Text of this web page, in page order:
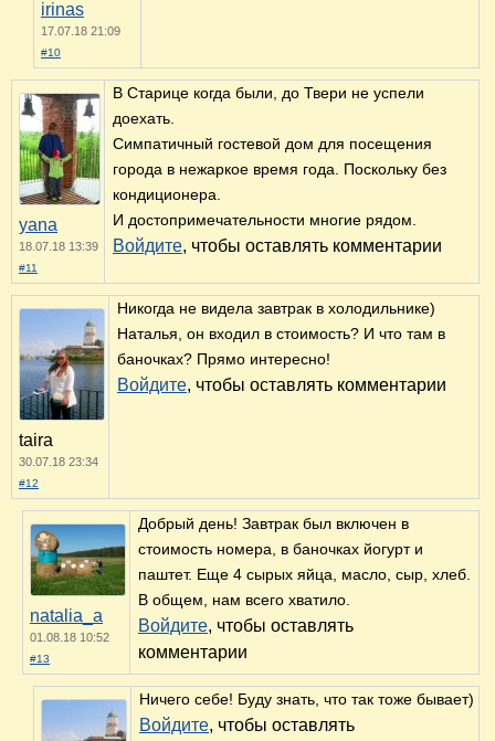
irinas
17.07.18 21:09
#10
yana
18.07.18 13:39
#11
В Старице когда были, до Твери не успели
доехать.
Симпатичный гостевой дом для посещения
города в нежаркое время года. Поскольку без
кондиционера.
И достопримечательности многие рядом.
Войдите, чтобы оставлять комментарии
taira
30.07.18 23:34
#12
Никогда не видела завтрак в холодильнике)
Наталья, он входил в стоимость? И что там в
баночках? Прямо интересно!
Войдите, чтобы оставлять комментарии
natalia_a
01.08.18 10:52
#13
Добрый день! Завтрак был включен в
стоимость номера, в баночках йогурт и
паштет. Еще 4 сырых яйца, масло, сыр, хлеб.
В общем, нам всего хватило.
Войдите, чтобы оставлять
комментарии
Ничего себе! Буду знать, что так тоже бывает)
Войдите, чтобы оставлять